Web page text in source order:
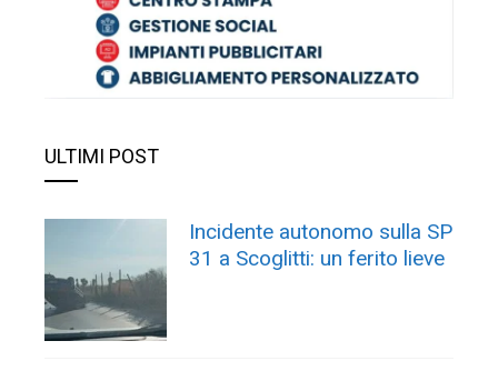
ULTIMI POST
Incidente autonomo sulla SP
31 a Scoglitti: un ferito lieve